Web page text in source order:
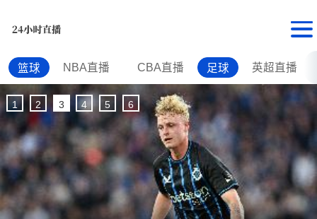
篮球 NBA直播 CBA直播 足球 英超直播
1 2 3 4 5 6